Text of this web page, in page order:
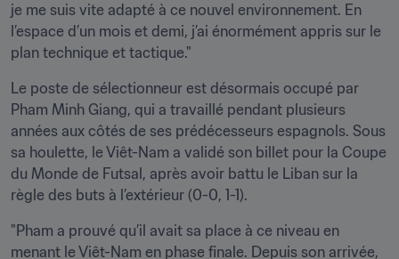
je me suis vite adapté à ce nouvel environnement. En
l’espace d’un mois et demi, j’ai énormément appris sur le
plan technique et tactique."
Le poste de sélectionneur est désormais occupé par
Pham Minh Giang, qui a travaillé pendant plusieurs
années aux côtés de ses prédécesseurs espagnols. Sous
sa houlette, le Viêt-Nam a validé son billet pour la Coupe
du Monde de Futsal, après avoir battu le Liban sur la
règle des buts à l’extérieur (0-0, 1-1).
"Pham a prouvé qu’il avait sa place à ce niveau en
menant le Viêt-Nam en phase finale. Depuis son arrivée,